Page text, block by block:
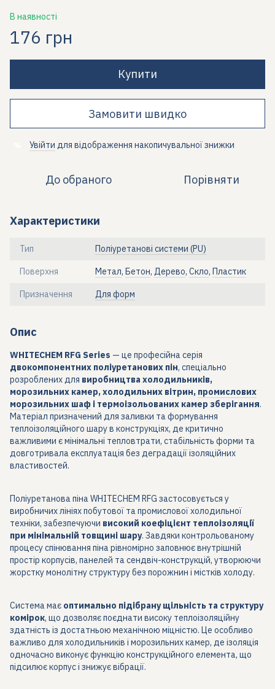
В наявності
176 грн
Купити
Замовити швидко
Увійти для відображення накопичувальної знижки
До обраного Порівняти
Характеристики
Тип Поліуретанові системи (PU)
Поверхня Метал, Бетон, Дерево, Скло, Пластик
Призначення Для форм
Опис
WHITECHEM RFG Series — це професійна серія
двокомпонентних поліуретанових пін, спеціально
розроблених для виробництва холодильників,
морозильних камер, холодильних вітрин, промислових
морозильних шаф і термоізольованих камер зберігання.
Матеріал призначений для заливки та формування
теплоізоляційного шару в конструкціях, де критично
важливими є мінімальні тепловтрати, стабільність форми та
довготривала експлуатація без деградації ізоляційних
властивостей.
Поліуретанова піна WHITECHEM RFG застосовується у
виробничих лініях побутової та промислової холодильної
техніки, забезпечуючи високий коефіцієнт теплоізоляції
при мінімальній товщині шару. Завдяки контрольованому
процесу спінювання піна рівномірно заповнює внутрішній
простір корпусів, панелей та сендвіч-конструкцій, утворюючи
жорстку монолітну структуру без порожнин і містків холоду.
Система має оптимально підібрану щільність та структуру
комірок, що дозволяє поєднати високу теплоізоляційну
здатність із достатньою механічною міцністю. Це особливо
важливо для холодильників і морозильних камер, де ізоляція
одночасно виконує функцію конструкційного елемента, що
підсилює корпус і знижує вібрації.